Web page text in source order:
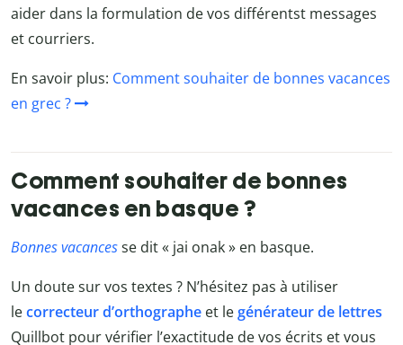
aider dans la formulation de vos différentst messages
et courriers.
En savoir plus: Comment souhaiter de bonnes vacances
en grec ?
Comment souhaiter de bonnes
vacances en basque ?
Bonnes vacancesse dit « jai onak » en basque.
Un doute sur vos textes ? N’hésitez pas à utiliser
lecorrecteur d’orthographe et legénérateur de lettres
Quillbot pour vérifier l’exactitude de vos écrits et vous